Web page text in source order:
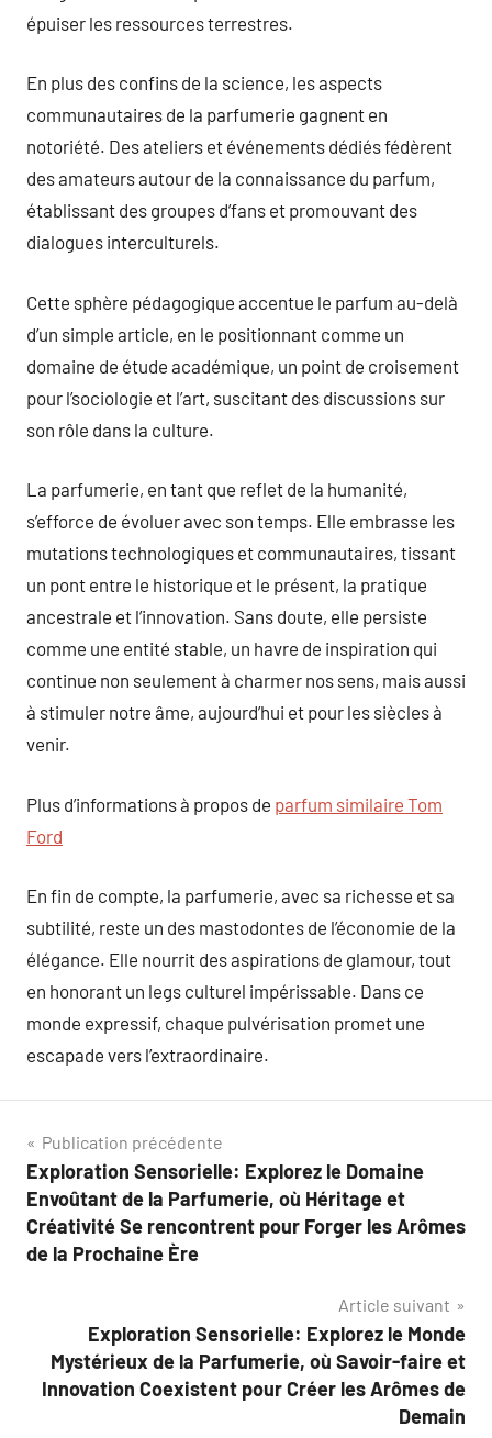
épuiser les ressources terrestres.
En plus des confins de la science, les aspects
communautaires de la parfumerie gagnent en
notoriété. Des ateliers et événements dédiés fédèrent
des amateurs autour de la connaissance du parfum,
établissant des groupes d’fans et promouvant des
dialogues interculturels.
Cette sphère pédagogique accentue le parfum au-delà
d’un simple article, en le positionnant comme un
domaine de étude académique, un point de croisement
pour l’sociologie et l’art, suscitant des discussions sur
son rôle dans la culture.
La parfumerie, en tant que reflet de la humanité,
s’efforce de évoluer avec son temps. Elle embrasse les
mutations technologiques et communautaires, tissant
un pont entre le historique et le présent, la pratique
ancestrale et l’innovation. Sans doute, elle persiste
comme une entité stable, un havre de inspiration qui
continue non seulement à charmer nos sens, mais aussi
à stimuler notre âme, aujourd’hui et pour les siècles à
venir.
Plus d’informations à propos de parfum similaire Tom
Ford
En fin de compte, la parfumerie, avec sa richesse et sa
subtilité, reste un des mastodontes de l’économie de la
élégance. Elle nourrit des aspirations de glamour, tout
en honorant un legs culturel impérissable. Dans ce
monde expressif, chaque pulvérisation promet une
escapade vers l’extraordinaire.
Navigation
de
l’article
Publication précédente
Exploration Sensorielle: Explorez le Domaine
Envoûtant de la Parfumerie, où Héritage et
Créativité Se rencontrent pour Forger les Arômes
de la Prochaine Ère
Article suivant
Exploration Sensorielle: Explorez le Monde
Mystérieux de la Parfumerie, où Savoir-faire et
Innovation Coexistent pour Créer les Arômes de
Demain